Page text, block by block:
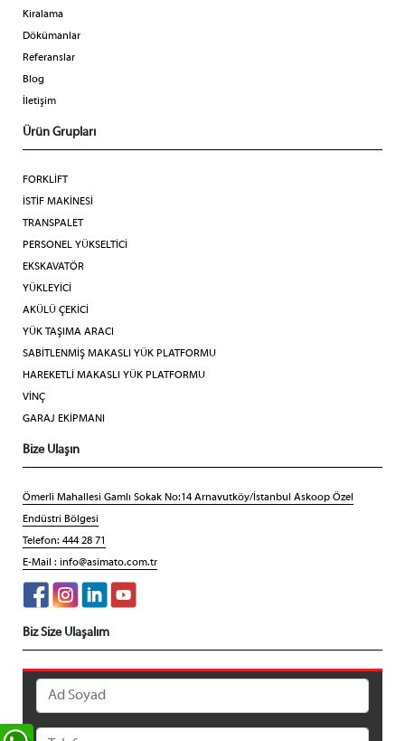
Kiralama
Dökümanlar
Referanslar
Blog
İletişim
Ürün Grupları
FORKLİFT
İSTİF MAKİNESİ
TRANSPALET
PERSONEL YÜKSELTİCİ
EKSKAVATÖR
YÜKLEYİCİ
AKÜLÜ ÇEKİCİ
YÜK TAŞIMA ARACI
SABİTLENMİŞ MAKASLI YÜK PLATFORMU
HAREKETLİ MAKASLI YÜK PLATFORMU
VİNÇ
GARAJ EKİPMANI
Bize Ulaşın
Ömerli Mahallesi Gamlı Sokak No:14 Arnavutköy/İstanbul Askoop Özel
Endüstri Bölgesi
Telefon: 444 28 71
E-Mail : info@asimato.com.tr
Biz Size Ulaşalım